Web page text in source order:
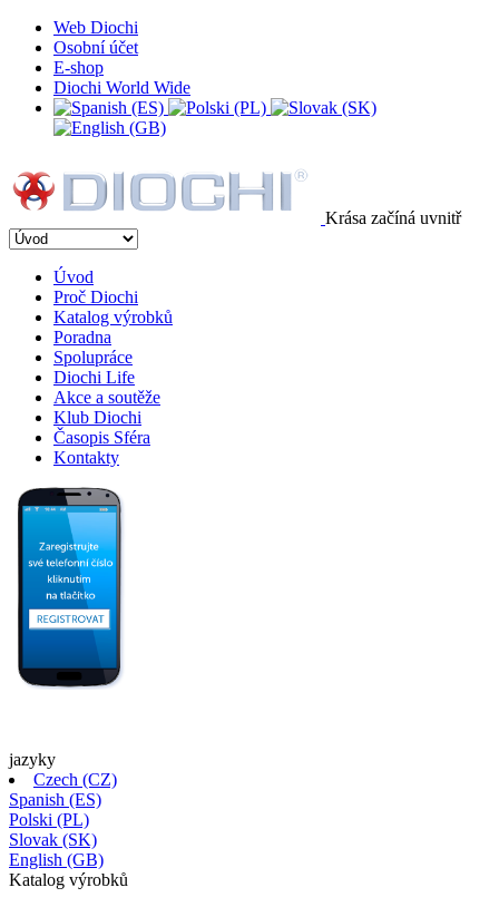
Web Diochi
Osobní účet
E-shop
Diochi World Wide
Krása začíná uvnitř
Úvod
Proč Diochi
Katalog výrobků
Poradna
Spolupráce
Diochi Life
Akce a soutěže
Klub Diochi
Časopis Sféra
Kontakty
jazyky
Czech (CZ)
Spanish (ES)
Polski (PL)
Slovak (SK)
English (GB)
Katalog výrobků